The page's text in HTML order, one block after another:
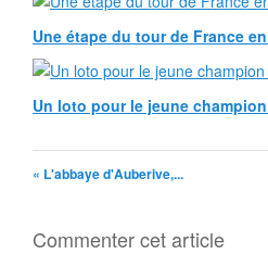
Une étape du tour de France
Un loto pour le jeune
« L'abbaye d'Auberive,...
Commenter cet article